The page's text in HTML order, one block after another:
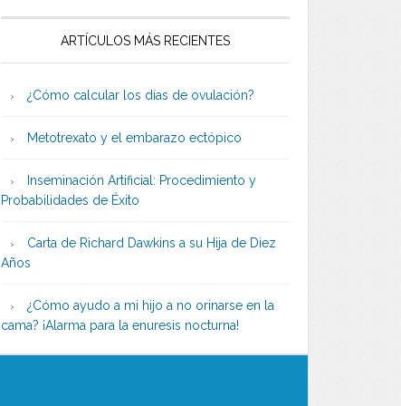
ARTÍCULOS MÁS RECIENTES
¿Cómo calcular los días de ovulación?
Metotrexato y el embarazo ectópico
Inseminación Artificial: Procedimiento y
Probabilidades de Éxito
Carta de Richard Dawkins a su Hija de Diez
Años
¿Cómo ayudo a mi hijo a no orinarse en la
cama? ¡Alarma para la enuresis nocturna!